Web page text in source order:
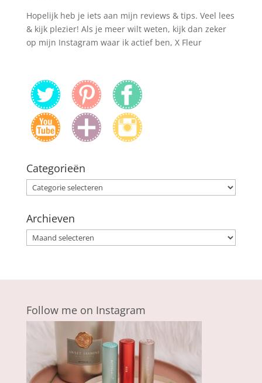
Hopelijk heb je iets aan mijn reviews & tips. Veel lees
& kijk plezier! Als je meer wilt weten, kijk dan zeker
op mijn Instagram waar ik actief ben, X Fleur
Categorieën
Categorieën
Archieven
Archieven
Follow me on Instagram